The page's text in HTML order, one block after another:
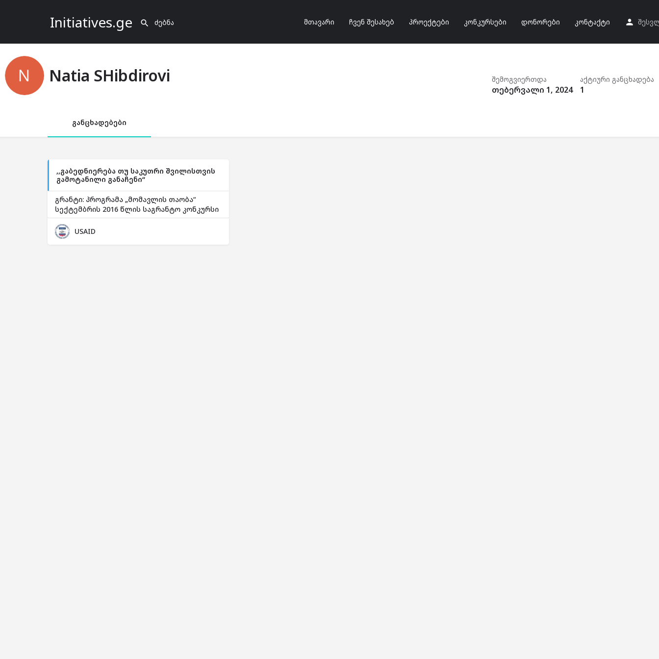
Initiatives.ge მთავარი ჩვენ შესახებ პროექტები კონკურსები დონორები კონტაქტი
Natia SHibdirovi შემოგვიერთდა
თებერვალი 1, 2024
აქტიური განცხადება
1
განცხადებები
,,გაბედნიერება თუ საკუთრი შვილისთვის
გამოტანილი განაჩენი“
გრანტი: პროგრამა „მომავლის თაობა“
სექტემბრის 2016 წლის საგრანტო კონკურსი
USAID